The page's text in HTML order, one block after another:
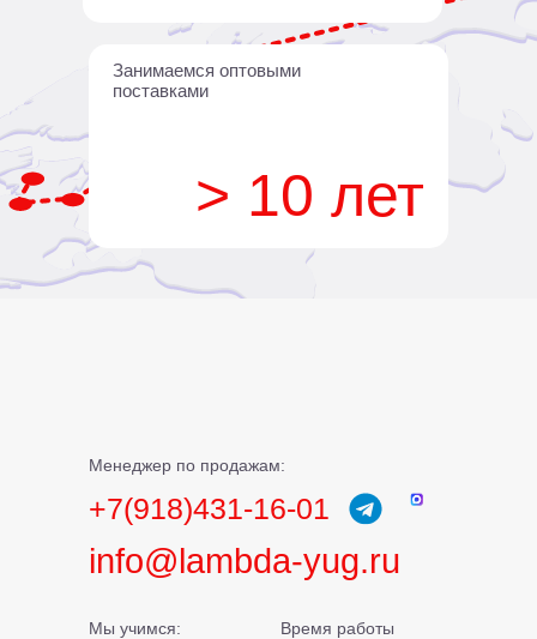
> 10 лет
Занимаемся оптовыми
поставками
Менеджер по продажам:
Мы учимся: Время работы
+7(918)431-16-01
info@lambda-yug.ru